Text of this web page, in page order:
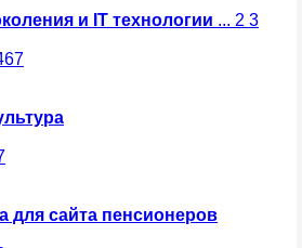
и IT технологии ... 2 3
для сайта пенсионеров